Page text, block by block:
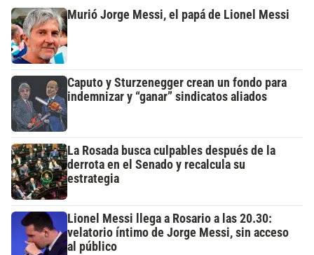
Murió Jorge Messi, el papá de Lionel Messi
Caputo y Sturzenegger crean un fondo para
indemnizar y “ganar” sindicatos aliados
La Rosada busca culpables después de la
derrota en el Senado y recalcula su
estrategia
Lionel Messi llega a Rosario a las 20.30:
velatorio íntimo de Jorge Messi, sin acceso
al público